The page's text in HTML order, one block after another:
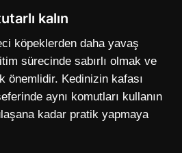
kalın
köpeklerden daha yavaş
sürecinde sabırlı olmak ve
önemlidir. Kedinizin kafası
aynı komutları kullanın
kadar pratik yapmaya